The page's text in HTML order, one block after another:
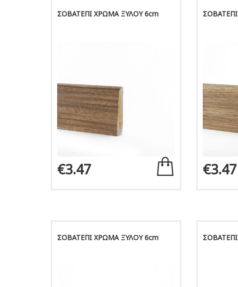
ΣΟΒΑΤΕΠΙ ΧΡΩΜΑ ΞΥΛΟΥ 6cm
€3.47 €3.47
ΣΟΒΑΤΕΠΙ ΧΡΩΜΑ ΞΥΛΟΥ 6cm